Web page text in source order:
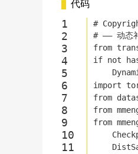
代码
#
# —— 动态
from
if not
import
from
from
from